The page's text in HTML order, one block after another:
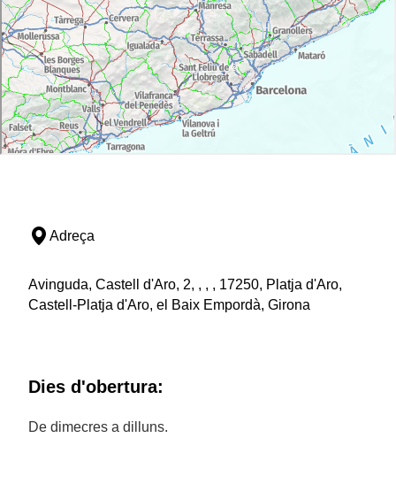
Adreça
Avinguda, Castell d'Aro, 2, , , , 17250, Platja d'Aro,
Castell-Platja d'Aro, el Baix Empordà, Girona
Dies d'obertura:
De dimecres a dilluns.